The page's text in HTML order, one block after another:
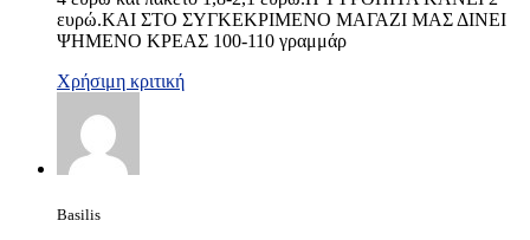
ευρώ.ΚΑΙ ΣΤΟ ΣΥΓΚΕΚΡΙΜΕΝΟ ΜΑΓΑΖΙ ΜΑΣ ΔΙΝΕΙ
ΨΗΜΕΝΟ ΚΡΕΑΣ 100-110 γραμμάρ
Χρήσιμη κριτική
Basilis